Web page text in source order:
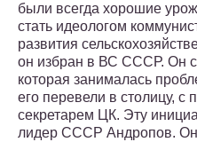
были всегда хорошие
стать идеологом
развития
он избран в ВС СССР. Он
которая занималась
его перевели в столицу,
секретарем ЦК. Эту
лидер СССР Андропов. Он